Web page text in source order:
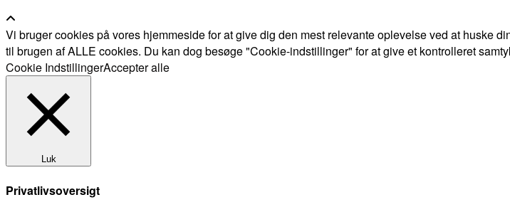
Vi bruger cookies på vores hjemmeside for at give dig den mest relevante oplevelse ved at huske
til brugen af ALLE cookies. Du kan dog besøge "Cookie-indstillinger" for at give et kontrolleret
Cookie IndstillingerAccepter alle
Luk
Privatlivsoversigt